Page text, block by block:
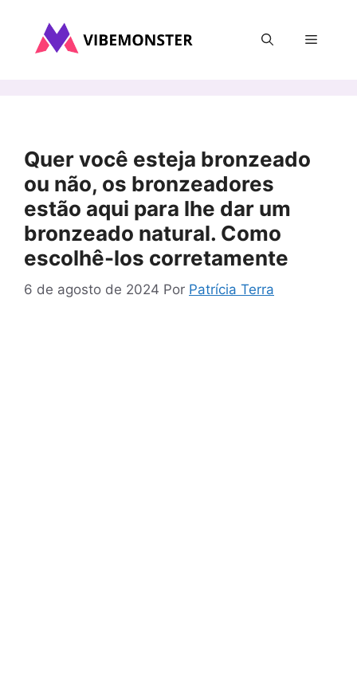
Menu
Quer você esteja bronzeado
ou não, os bronzeadores
estão aqui para lhe dar um
bronzeado natural. Como
escolhê-los corretamente
6 de agosto de 2024 Por Patrícia Terra